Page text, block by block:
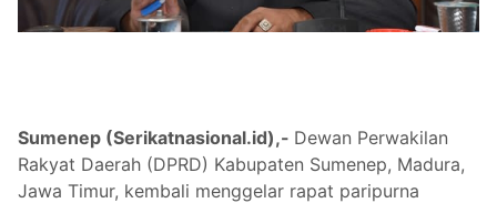
Sumenep (Serikatnasional.id),- Dewan Perwakilan
Rakyat Daerah (DPRD) Kabupaten Sumenep, Madura,
Jawa Timur, kembali menggelar rapat paripurna